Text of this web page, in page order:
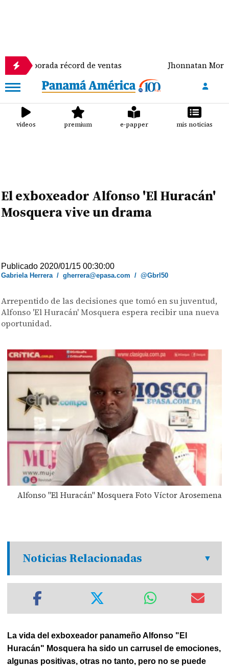
récord de ventas Jhonnatan Mora se
videos premium e-papper mis noticias
El exboxeador Alfonso 'El Huracán'
Mosquera vive un drama
Publicado 2020/01/15 00:30:00
Gabriela Herrera/gherrera@epasa.com /@Gbrl50
Arrepentido de las decisiones que tomó en su juventud,
Alfonso 'El Huracán' Mosquera espera recibir una nueva
oportunidad.
Alfonso "El Huracán" Mosquera Foto Víctor Arosemena
Noticias Relacionadas
La vida del exboxeador panameño Alfonso "El
Huracán" Mosquera ha sido un carrusel de emociones,
algunas positivas, otras no tanto, pero no se puede